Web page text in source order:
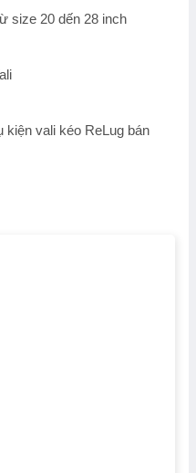
size 20 dến 28 inch
kiện vali kéo ReLug bán